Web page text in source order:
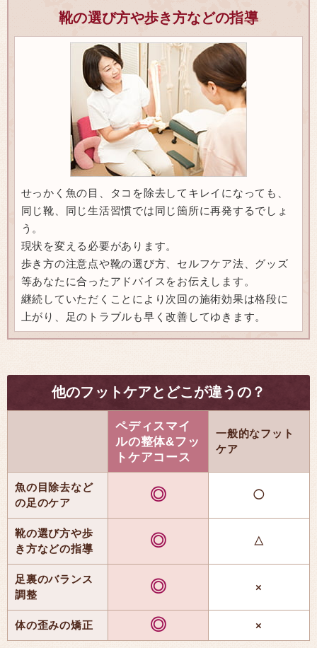
靴の選び方や歩き方などの指導
せっかく魚の目、タコを除去してキレイになっても、
同じ靴、同じ生活習慣では同じ箇所に再発するでしょ
う。
現状を変える必要があります。
歩き方の注意点や靴の選び方、セルフケア法、グッズ
等あなたに合ったアドバイスをお伝えします。
継続していただくことにより次回の施術効果は格段に
上がり、足のトラブルも早く改善してゆきます。
他のフットケアとどこが違うの？
ペディスマイ
ルの整体&フッ
トケアコース
一般的なフット
ケア
魚の目除去など
の足のケア
◎ ◯
靴の選び方や歩
き方などの指導
◎ △
足裏のバランス
調整
◎ ×
体の歪みの矯正 ◎ ×